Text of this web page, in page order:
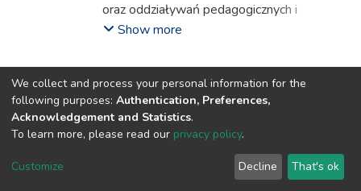
oraz oddziaływań pedagogicznych i
logopedycznych w kontekście wczesnej
pisania u dzieci w wieku przedszkolnym z
grupy ryzyka dysleksji. Przedmiotem analizy
uczyniono zależności między poziomem
rozwoju funkcji psychomotorycznych i
językowych a gotowością dziecka do
podjęcia nauki szkolnej, a także znaczenie
wczesnej diagnozy i obserwacji
Show more
DSpace software copyright © 2002-2026 LYRASIS
Regulations
We collect and process your personal information for the
following purposes: Authentication, Preferences,
Acknowledgement and Statistics.
To learn more, please read our privacy policy.
Customize Decline That's ok